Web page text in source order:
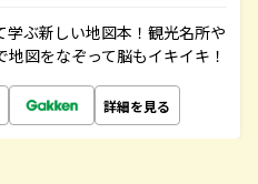
学ぶ新しい地図本！観光名所や
図をなぞって脳もイキイキ！
詳細を見る